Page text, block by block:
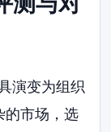
演变为组织
的市场，选